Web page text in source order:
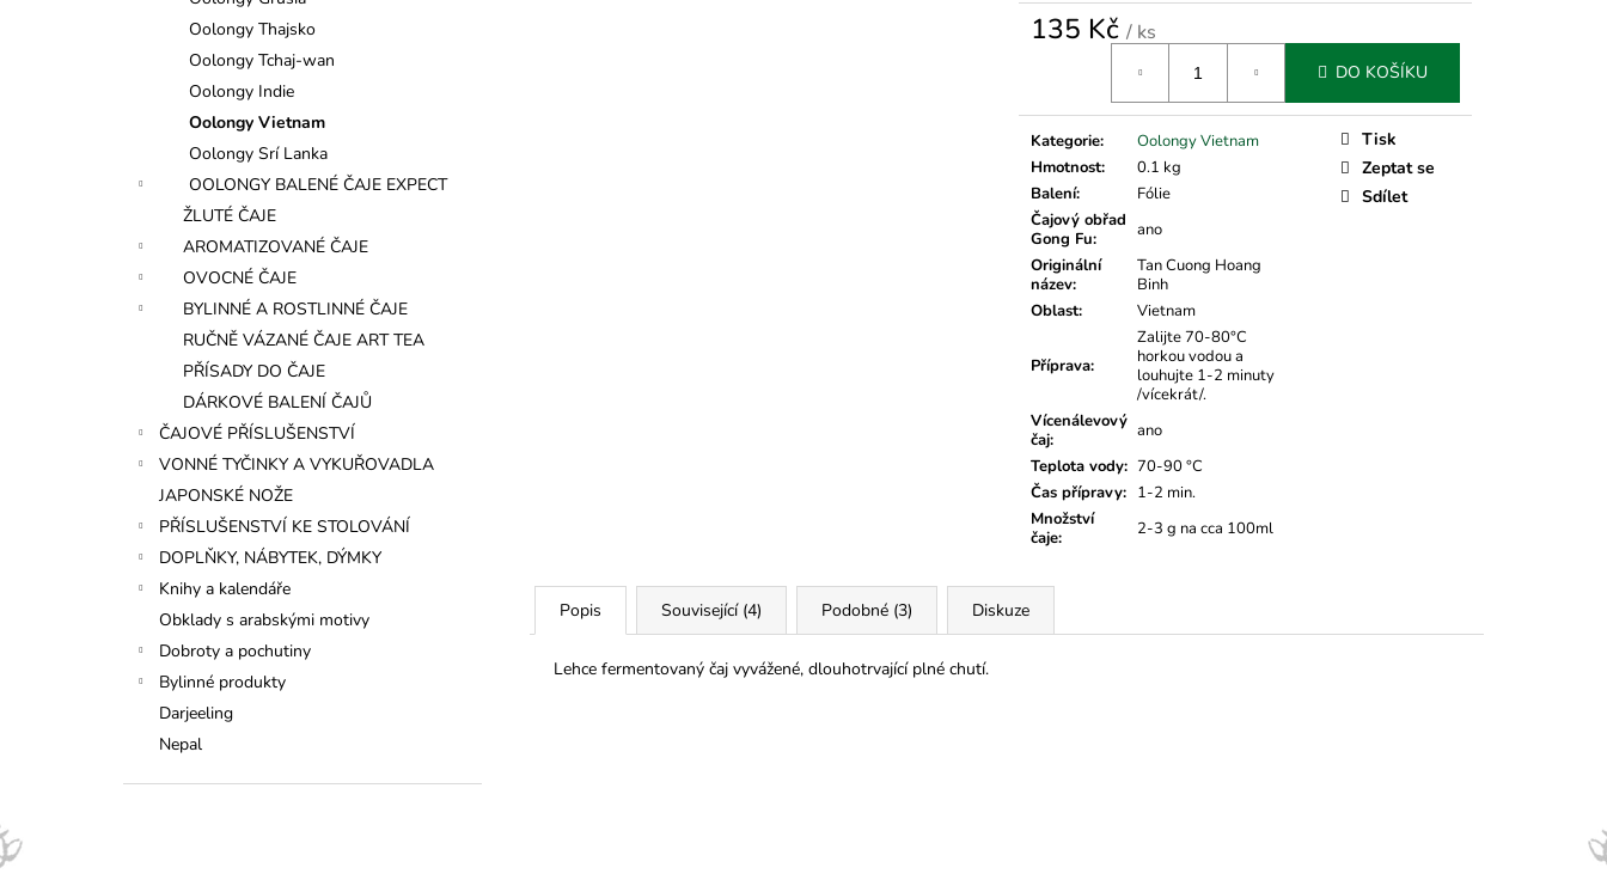
Oolongy Thajsko
Oolongy Tchaj-wan
Oolongy Indie
Oolongy Vietnam
Oolongy Srí Lanka
OOLONGY BALENÉ ČAJE EXPECT
ŽLUTÉ ČAJE
AROMATIZOVANÉ ČAJE
OVOCNÉ ČAJE
BYLINNÉ A ROSTLINNÉ ČAJE
RUČNĚ VÁZANÉ ČAJE ART TEA
PŘÍSADY DO ČAJE
DÁRKOVÉ BALENÍ ČAJŮ
ČAJOVÉ PŘÍSLUŠENSTVÍ
VONNÉ TYČINKY A VYKUŘOVADLA
JAPONSKÉ NOŽE
PŘÍSLUŠENSTVÍ KE STOLOVÁNÍ
DOPLŇKY, NÁBYTEK, DÝMKY
Knihy a kalendáře
Obklady s arabskými motivy
Dobroty a pochutiny
Bylinné produkty
Darjeeling
Nepal
135 Kč / ks
DO KOŠÍKU
Kategorie:
Oolongy Vietnam
Hmotnost:
0.1 kg
Balení:
Fólie
Čajový obřad
Gong Fu:
ano
Originální
název:
Tan Cuong Hoang
Binh
Oblast: Vietnam
Příprava:
Zalijte 70-80°C
horkou vodou a
louhujte 1-2 minuty
/vícekrát/.
Vícenálevový
čaj:
ano
Teplota vody: 70-90 °C
Čas přípravy: 1-2 min.
Množství
čaje: 2-3 g na cca 100ml
Tisk
Zeptat se
Sdílet
Popis Související (4) Podobné (3) Diskuze
Lehce fermentovaný čaj vyvážené, dlouhotrvající plné chutí.